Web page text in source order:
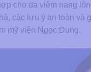
cho da viêm nang
các lưu ý an toàn và
mỹ viện Ngọc Dung.